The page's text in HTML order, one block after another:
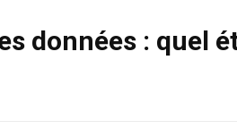
données : quel